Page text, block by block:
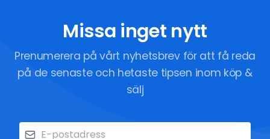
Missa inget nytt
Prenumerera på vårt nyhetsbrev för att få reda
på de senaste och hetaste tipsen inom köp &
sälj